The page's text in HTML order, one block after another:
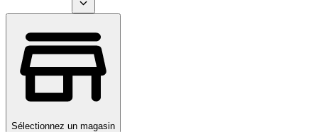
Sélectionnez un magasin